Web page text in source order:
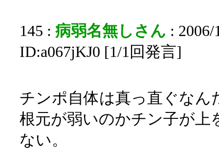
145 : 病弱名無しさん :
ID:a067jKJ0 [1/1回発言]
チンポ自体は真っ直ぐなん
根元が弱いのかチン子が上
ない。